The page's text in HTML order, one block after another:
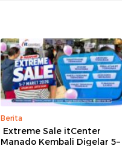
Berita
Extreme Sale itCenter
Manado Kembali Digelar 5–